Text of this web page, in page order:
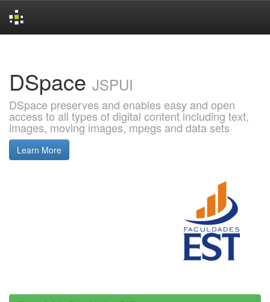
DSpace JSPUI
DSpace preserves and enables easy and open
access to all types of digital content including text,
images, moving images, mpegs and data sets
Learn More